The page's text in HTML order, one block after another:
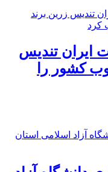
ایران تندیس
کشور را